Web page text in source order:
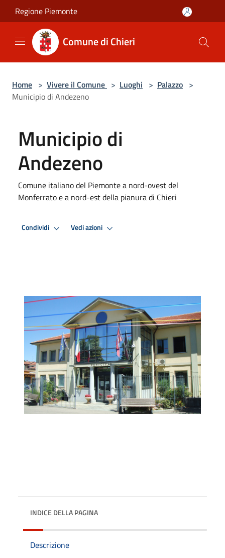
Salta al contenuto principale
Regione Piemonte
Comune di Chieri
Home > Vivere il Comune > Luoghi > Palazzo >
Municipio di Andezeno
Municipio di
Andezeno
Comune italiano del Piemonte a nord-ovest del
Monferrato e a nord-est della pianura di Chieri
Condividi Vedi azioni
INDICE DELLA PAGINA
Descrizione